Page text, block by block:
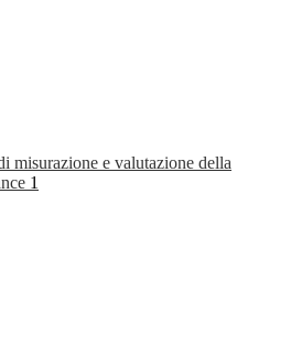
misurazione e valutazione della
1